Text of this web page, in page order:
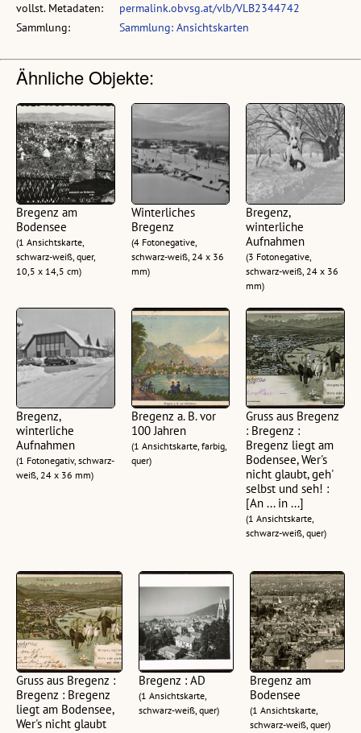
vollst. Metadaten:
permalink.obvsg.at/vlb/VLB2344742
Sammlung:
Sammlung: Ansichtskarten
Ähnliche Objekte:
Bregenz am
Bodensee
(1 Ansichtskarte,
schwarz-weiß, quer,
10,5 x 14,5 cm)
Winterliches
Bregenz
(4 Fotonegative,
schwarz-weiß, 24 x 36
mm)
Bregenz,
winterliche
Aufnahmen
(3 Fotonegative,
schwarz-weiß, 24 x 36
mm)
Bregenz,
winterliche
Aufnahmen
(1 Fotonegativ, schwarz-
weiß, 24 x 36 mm)
Bregenz a. B. vor
100 Jahren
(1 Ansichtskarte, farbig,
quer)
Gruss aus Bregenz
: Bregenz :
Bregenz liegt am
Bodensee, Wer's
nicht glaubt, geh'
selbst und seh! :
[An ... in ...]
(1 Ansichtskarte,
schwarz-weiß, quer)
Gruss aus Bregenz :
Bregenz : Bregenz
liegt am Bodensee,
Wer's nicht glaubt
Bregenz : AD
(1 Ansichtskarte,
schwarz-weiß, quer)
Bregenz am
Bodensee
(1 Ansichtskarte,
schwarz-weiß, quer)